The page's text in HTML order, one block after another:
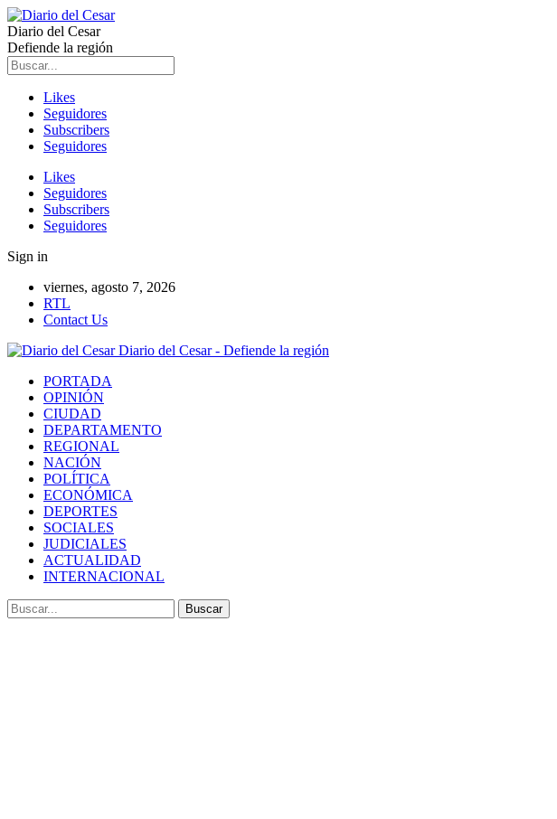
Diario del Cesar
Defiende la región
Likes
Seguidores
Subscribers
Seguidores
Likes
Seguidores
Subscribers
Seguidores
Sign in
viernes, agosto 7, 2026
RTL
Contact Us
Diario del Cesar - Defiende la región
PORTADA
OPINIÓN
CIUDAD
DEPARTAMENTO
REGIONAL
NACIÓN
POLÍTICA
ECONÓMICA
DEPORTES
SOCIALES
JUDICIALES
ACTUALIDAD
INTERNACIONAL